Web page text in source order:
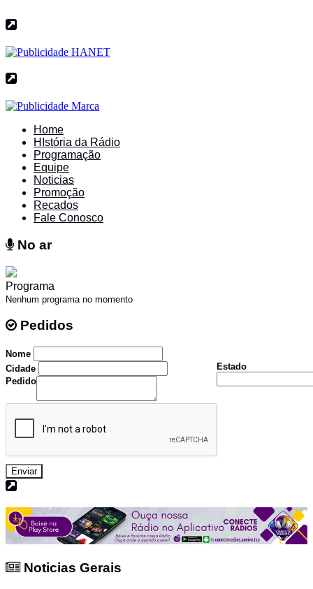
Home
HIstória da Rádio
Programação
Equipe
Noticias
Promoção
Recados
Fale Conosco
No ar
Programa
Nenhum programa no momento
Pedidos
Nome
Cidade
Estado
Pedido
Enviar
Noticias Gerais